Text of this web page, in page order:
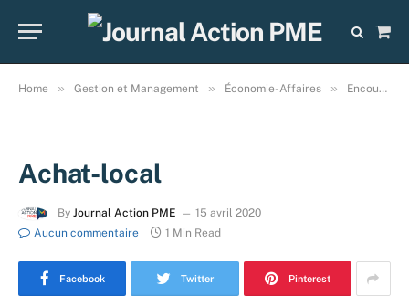
Cart
Home » Gestion et Management » Économie-Affaires » Encourager l’achat local ou encourager la production chez nous ?
Achat-local
By Journal Action PME
15 avril 2020
Aucun commentaire
1 Min Read
Facebook Twitter Pinterest